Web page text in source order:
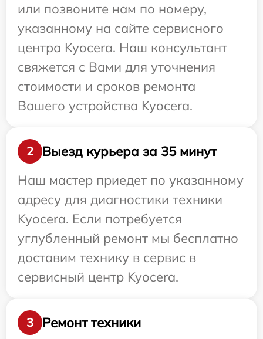
или позвоните нам по номеру,
указанному на сайте сервисного
центра Kyocera. Наш консультант
свяжется с Вами для уточнения
стоимости и сроков ремонта
Вашего устройства Kyocera.
2
Выезд курьера за 35 минут
Наш мастер приедет по указанному
адресу для диагностики техники
Kyocera. Если потребуется
углубленный ремонт мы бесплатно
доставим технику в сервис в
сервисный центр Kyocera.
3
Ремонт техники